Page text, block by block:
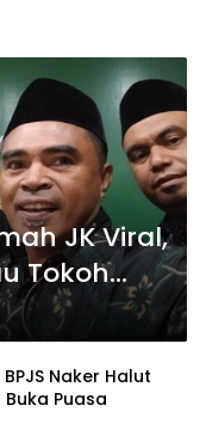
JK Viral,
Tokoh
Naker Halut
Puasa